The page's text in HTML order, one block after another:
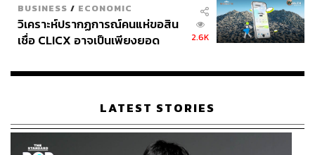
BUSINESS / ECONOMIC
วิเคราะห์ปรากฏการณ์คนแห่ขอสิน
เชื่อ CLICX อาจเป็นเพียงยอด
เรือนไทยที่ถูกซุกไว้
2.6K
LATEST STORIES